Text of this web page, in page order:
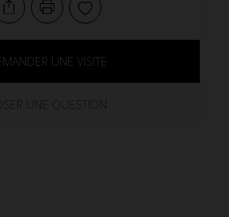
UNE VISITE